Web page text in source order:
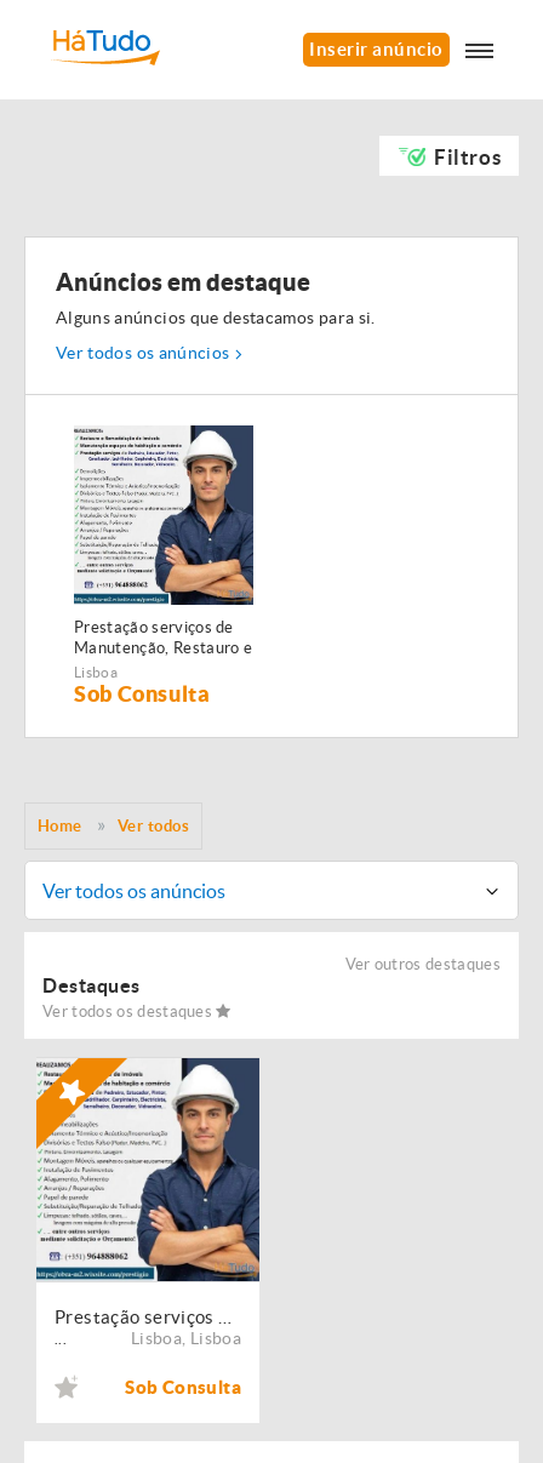
Inserir anúncio
Filtros
Anúncios em destaque
Alguns anúncios que destacamos para si.
Ver todos os anúncios
Prestação serviços de
Manutenção, Restauro e
Remodelação de
imóveis!
Lisboa
Sob Consulta
Home Ver todos
Ver todos os anúncios
Ver outros destaques
Destaques
Ver todos os destaques
Lisboa Lisboa
Sob Consulta